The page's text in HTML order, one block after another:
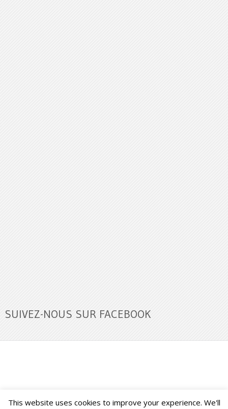
SUIVEZ-NOUS SUR FACEBOOK
This website uses cookies to improve your experience. We'll